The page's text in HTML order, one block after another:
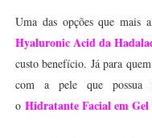
Uma das opções que mais
Hyaluronic Acid da
custo benefício. Já para
com a pele que possua
o Hidratante Facial em